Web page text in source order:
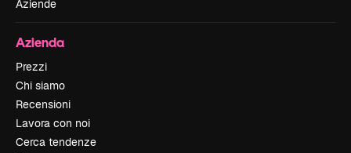
Aziende
Azienda
Prezzi
Chi siamo
Recensioni
Lavora con noi
Cerca tendenze